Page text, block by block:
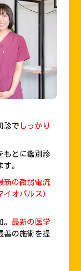
診で しっかり
もとに鑑別診
す。
新の微弱電流
オパルス）
最新の医学
善の施術を提